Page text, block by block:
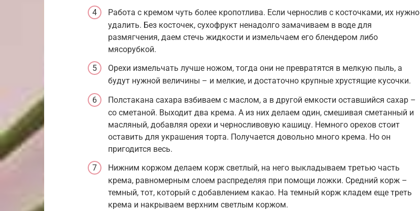
Работа с кремом чуть более кропотлива. Если чернослив с косточками, их нужно
удалить. Без косточек, сухофрукт ненадолго замачиваем в воде для
размягчения, даем стечь жидкости и измельчаем его блендером либо
мясорубкой.
Орехи измельчать лучше ножом, тогда они не превратятся в мелкую пыль, а
будут нужной величины – и мелкие, и достаточно крупные хрустящие кусочки.
Полстакана сахара взбиваем с маслом, а в другой емкости оставшийся сахар –
со сметаной. Выходит два крема. А из них делаем один, смешивая сметанный и
масляный, добавляя орехи и черносливовую кашицу. Немного орехов стоит
оставить для украшения торта. Получается довольно много крема. Но он
пригодится весь.
Нижним коржом делаем корж светлый, на него выкладываем третью часть
крема, равномерным слоем распределяя при помощи ложки. Средний корж –
темный, тот, который с добавлением какао. На темный корж кладем еще треть
крема и накрываем верхним светлым коржом.